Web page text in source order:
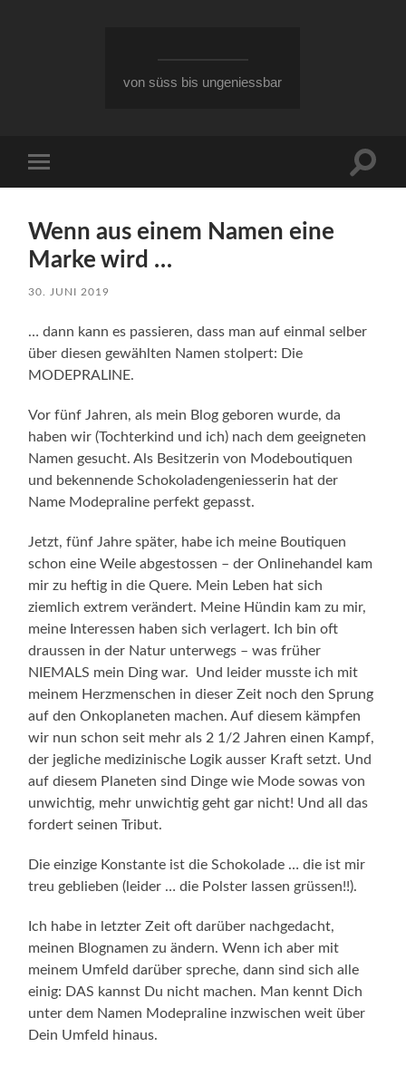
von süss bis ungeniessbar
Menü
Wenn aus einem Namen eine
Marke wird …
30. JUNI 2019
… dann kann es passieren, dass man auf einmal selber
über diesen gewählten Namen stolpert: Die
MODEPRALINE.
Vor fünf Jahren, als mein Blog geboren wurde, da
haben wir (Tochterkind und ich) nach dem geeigneten
Namen gesucht. Als Besitzerin von Modeboutiquen
und bekennende Schokoladengeniesserin hat der
Name Modepraline perfekt gepasst.
Jetzt, fünf Jahre später, habe ich meine Boutiquen
schon eine Weile abgestossen – der Onlinehandel kam
mir zu heftig in die Quere. Mein Leben hat sich
ziemlich extrem verändert. Meine Hündin kam zu mir,
meine Interessen haben sich verlagert. Ich bin oft
draussen in der Natur unterwegs – was früher
NIEMALS mein Ding war. Und leider musste ich mit
meinem Herzmenschen in dieser Zeit noch den Sprung
auf den Onkoplaneten machen. Auf diesem kämpfen
wir nun schon seit mehr als 2 1/2 Jahren einen Kampf,
der jegliche medizinische Logik ausser Kraft setzt. Und
auf diesem Planeten sind Dinge wie Mode sowas von
unwichtig, mehr unwichtig geht gar nicht! Und all das
fordert seinen Tribut.
Die einzige Konstante ist die Schokolade … die ist mir
treu geblieben (leider … die Polster lassen grüssen!!).
Ich habe in letzter Zeit oft darüber nachgedacht,
meinen Blognamen zu ändern. Wenn ich aber mit
meinem Umfeld darüber spreche, dann sind sich alle
einig: DAS kannst Du nicht machen. Man kennt Dich
unter dem Namen Modepraline inzwischen weit über
Dein Umfeld hinaus.